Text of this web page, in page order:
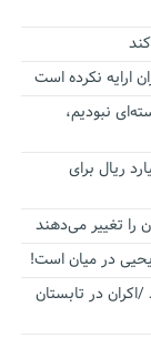
ارایه نکرده است
نبودیم،
دریافت صورت های مالی به ۱۰۰ میلیارد ریال برای
را تغییر می‌دهند
یحیی در میان است!
اکران در تابستان